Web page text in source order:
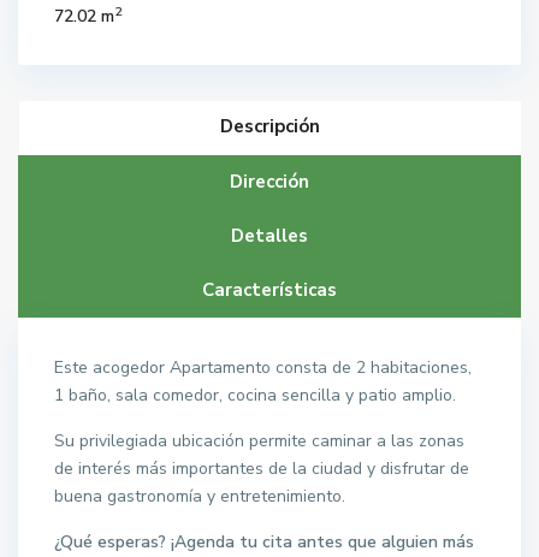
72.02 m2
Descripción
Dirección
Detalles
Características
Este acogedor Apartamento consta de 2 habitaciones,
1 baño, sala comedor, cocina sencilla y patio amplio.
Su privilegiada ubicación permite caminar a las zonas
de interés más importantes de la ciudad y disfrutar de
buena gastronomía y entretenimiento.
¿Qué esperas? ¡Agenda tu cita antes que alguien más